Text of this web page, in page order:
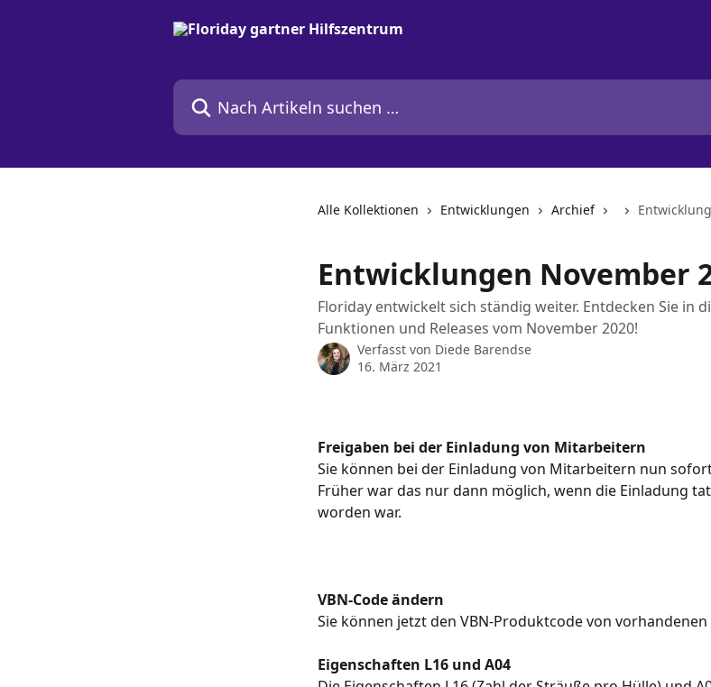
Nach Artikeln suchen …
Alle Kollektionen Entwicklungen Archief
Entwicklungen November
Floriday entwickelt sich ständig weiter. Entdecken Sie in
Funktionen und Releases vom November 2020!
Verfasst von Diede Barendse
16. März 2021
Freigaben bei der Einladung von Mitarbeitern
Sie können bei der Einladung von Mitarbeitern nun
Früher war das nur dann möglich, wenn die Einladung
worden war.
VBN-Code ändern
Sie können jetzt den VBN-Produktcode von
Eigenschaften L16 und A04